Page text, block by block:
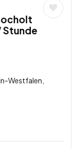
Westfalen,